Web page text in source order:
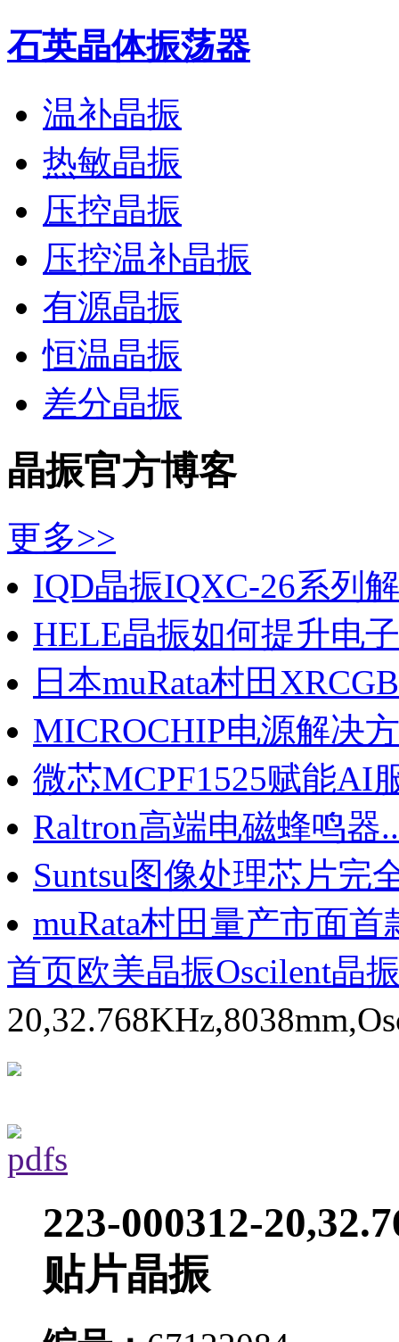
石英晶体振荡器
温补晶振
热敏晶振
压控晶振
压控温补晶振
有源晶振
恒温晶振
差分晶振
晶振官方博客
更多>>
IQD晶振IQXC-26系列
HELE晶振如何提升电
日本muRata村田
MICROCHIP电源解决
微芯MCPF1525赋能AI
Raltron高端电磁蜂鸣器
Suntsu图像处理芯片完
muRata村田量产市面首
首页欧美晶振Oscilent晶
223-000312-
贴片晶振